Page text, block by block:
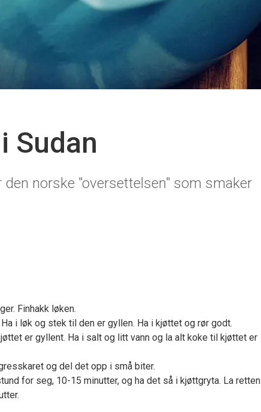
Sudan
norske "oversettelsen" som smaker
Finhakk løken.
i løk og stek til den er gyllen. Ha i kjøttet og rør godt.
er gyllent. Ha i salt og litt vann og la alt koke til kjøttet er
og del det opp i små biter.
for seg, 10-15 minutter, og ha det så i kjøttgryta. La retten